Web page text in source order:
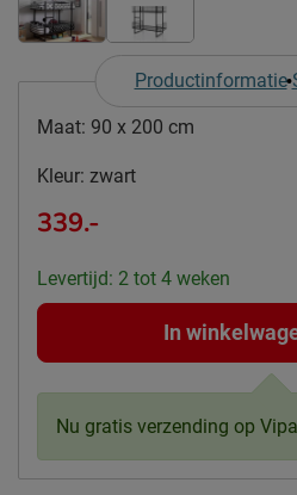
Productinformatie
Maat: 90 x 200 cm
Kleur: zwart
339.-
Levertijd: 2 tot 4 weken
In
Nu gratis verzending op